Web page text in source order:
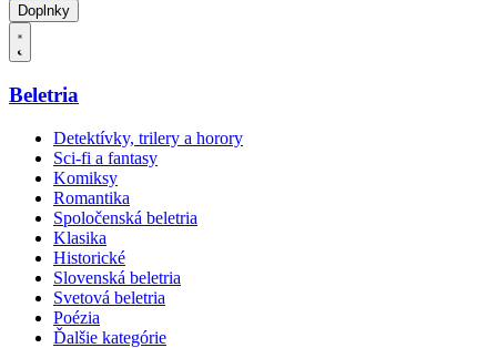
Doplnky
Beletria
Detektívky, trilery a horory
Sci-fi a fantasy
Komiksy
Romantika
Spoločenská beletria
Klasika
Historické
Slovenská beletria
Svetová beletria
Poézia
Ďalšie kategórie